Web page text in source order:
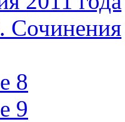
Сочинения
8
9